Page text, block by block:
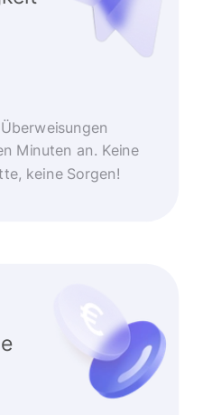
Minuten an. Keine
keine Sorgen!